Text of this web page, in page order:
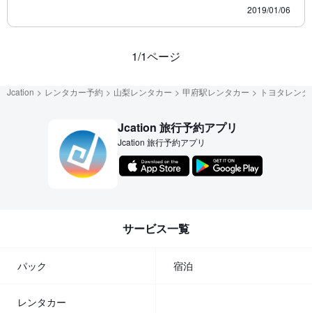
2019/01/06
1/1ページ
Jcation レンタカー予約 山梨レンタカー 甲府駅レンタカー トヨタレン
Jcation 旅行予約アプリ
Jcation 旅行予約アプリ
サービス一覧
パック 宿泊
レンタカー